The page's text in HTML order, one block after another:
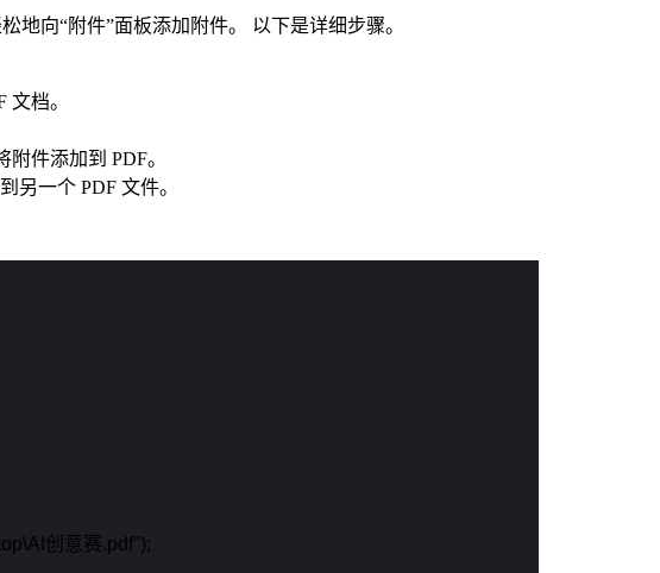
地向“附件”面板添加附件。 以下是详细步骤。
文档。
附件添加到 PDF。
另一个 PDF 文件。
创意赛.pdf");